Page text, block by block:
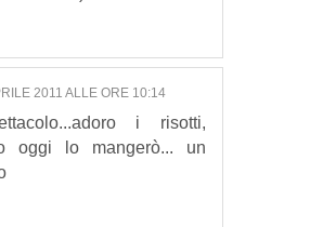
2011 ALLE ORE 10:14
i risotti,
oggi lo mangerò... un